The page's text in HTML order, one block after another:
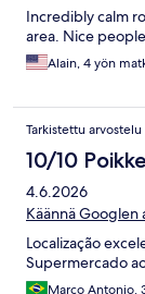
Incredibly calm
area. Nice
Alain, 4 yön
Tarkistettu arvostelu
10/10
4.6.2026
Käännä Googlen
Localização
Supermercado
Marco Antonio,